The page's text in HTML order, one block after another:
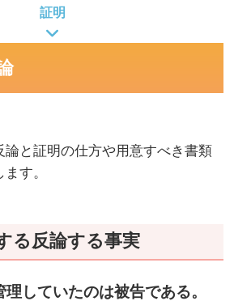
証明
論と証明の仕方や用意すべき書類
す。
る反論する事実
していたのは被告である。